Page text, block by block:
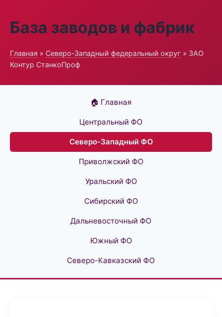
База заводов и фабрик
Главная » Северо-Западный федеральный округ » ЗАО
Контур СтанкоПроф
🏠 Главная
Центральный ФО
Северо-Западный ФО
Приволжский ФО
Уральский ФО
Сибирский ФО
Дальневосточный ФО
Южный ФО
Северо-Кавказский ФО